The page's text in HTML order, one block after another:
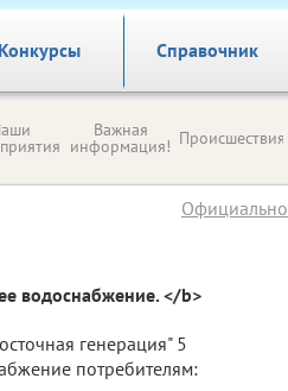
Справочник
Конкурсы
Важная
информация! Происшествия
Официально
водоснабжение. </b>
генерация" 5
потребителям: